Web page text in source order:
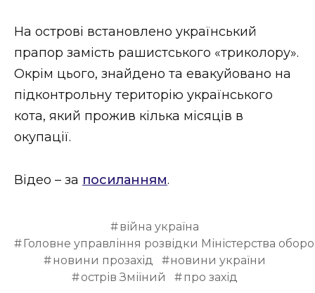
На острові встановлено український
прапор замість рашистського «триколору».
Окрім цього, знайдено та евакуйовано на
підконтрольну територію українського
кота, який прожив кілька місяців в
окупації.
Відео – за посиланням.
війна україна
Головне управління розвідки Міністерства
новини прозахід
новини україни
острів Зміїний
про захід